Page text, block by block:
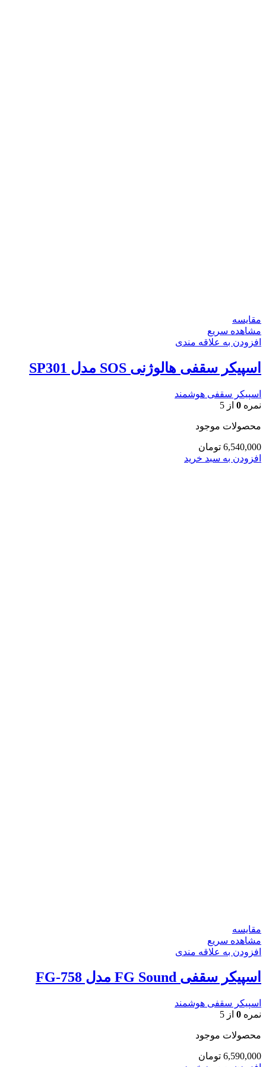
مقایسه
مشاهده سریع
افزودن به علاقه مندی
اسپیکر سقفی هالوژنی SOS مدل SP301
اسپیکر سقفی هوشمند
نمره 0 از 5
محصولات موجود
6,540,000 تومان
افزودن به سبد خرید
مقایسه
مشاهده سریع
افزودن به علاقه مندی
اسپیکر سقفی FG Sound مدل FG-758
اسپیکر سقفی هوشمند
نمره 0 از 5
محصولات موجود
6,590,000 تومان